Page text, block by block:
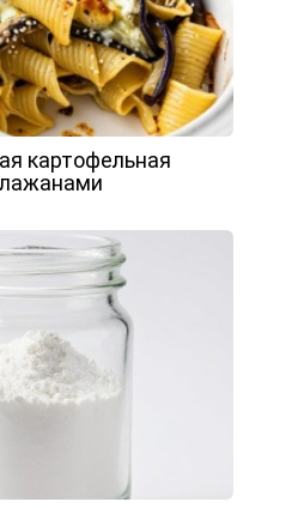
картофельная